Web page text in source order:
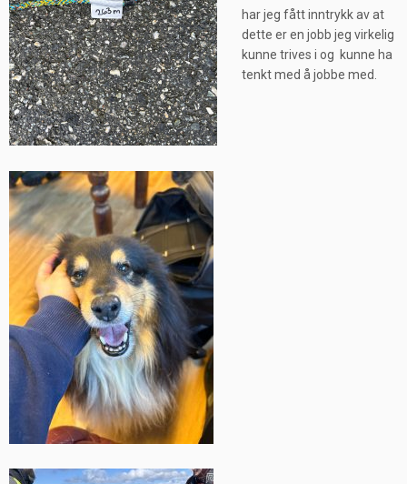
har jeg fått inntrykk av at
dette er en jobb jeg virkelig
kunne trives i og kunne ha
tenkt med å jobbe med.